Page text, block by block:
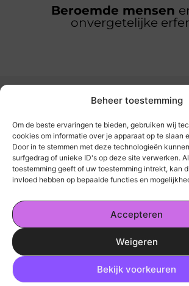
Beheer toestemming
Om de beste ervaringen te bieden, gebruiken wij
cookies om informatie over je apparaat op te slaan
Door in te stemmen met deze technologieën
surfgedrag of unieke ID's op deze site verwerken.
toestemming geeft of uw toestemming intrekt, kan
invloed hebben op bepaalde functies en
Accepteren
Weigeren
Bekijk voorkeuren
Beroemde mensen
onvergetelijke
kickinsite.nl – Echt, eerlijk,
Een verzameling van blogs en
een breed scala aan
dagelijks leven